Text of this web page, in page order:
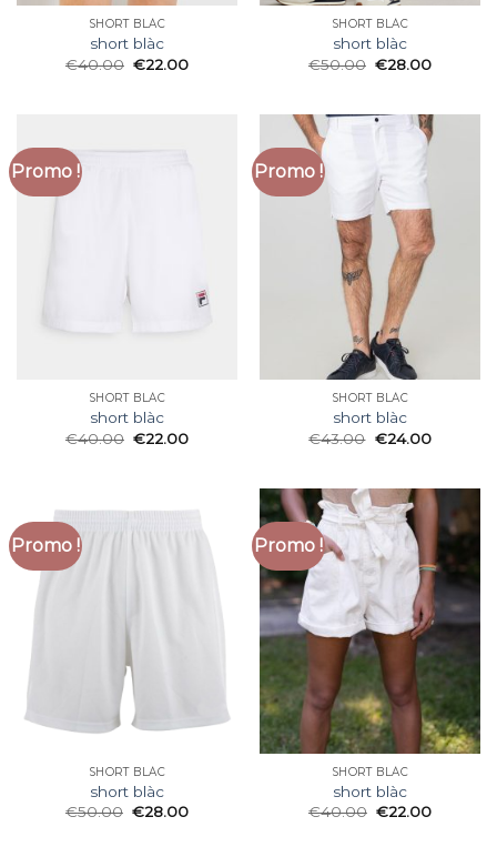
SHORT BLÀC
short blàc
€40.00 €22.00
SHORT BLÀC
short blàc
€50.00 €28.00
Promo !
SHORT BLÀC
short blàc
€40.00 €22.00
Promo !
SHORT BLÀC
short blàc
€43.00 €24.00
Promo !
SHORT BLÀC
short blàc
€50.00 €28.00
Promo !
SHORT BLÀC
short blàc
€40.00 €22.00